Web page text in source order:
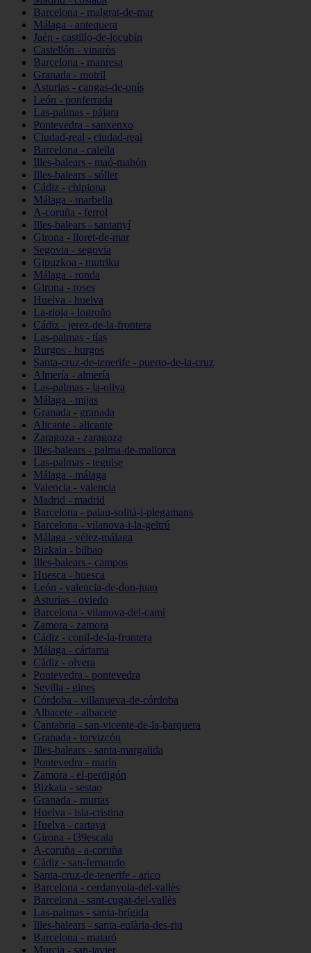
Barcelona - malgrat-de-mar
Málaga - antequera
Jaén - castillo-de-locubín
Castellón - vinaròs
Barcelona - manresa
Granada - motril
Asturias - cangas-de-onís
León - ponferrada
Las-palmas - pájara
Pontevedra - sanxenxo
Ciudad-real - ciudad-real
Barcelona - calella
Illes-balears - maó-mahón
Illes-balears - sóller
Cádiz - chipiona
Málaga - marbella
A-coruña - ferrol
Illes-balears - santanyí
Girona - lloret-de-mar
Segovia - segovia
Gipuzkoa - mutriku
Málaga - ronda
Girona - roses
Huelva - huelva
La-rioja - logroño
Cádiz - jerez-de-la-frontera
Las-palmas - tías
Burgos - burgos
Santa-cruz-de-tenerife - puerto-de-la-cruz
Almería - almería
Las-palmas - la-oliva
Málaga - mijas
Granada - granada
Alicante - alicante
Zaragoza - zaragoza
Illes-balears - palma-de-mallorca
Las-palmas - teguise
Málaga - málaga
Valencia - valencia
Madrid - madrid
Barcelona - palau-solità-i-plegamans
Barcelona - vilanova-i-la-geltrú
Málaga - vélez-málaga
Bizkaia - bilbao
Illes-balears - campos
Huesca - huesca
León - valencia-de-don-juan
Asturias - oviedo
Barcelona - vilanova-del-camí
Zamora - zamora
Cádiz - conil-de-la-frontera
Málaga - cártama
Cádiz - olvera
Pontevedra - pontevedra
Sevilla - gines
Córdoba - villanueva-de-córdoba
Albacete - albacete
Cantabria - san-vicente-de-la-barquera
Granada - torvizcón
Illes-balears - santa-margalida
Pontevedra - marín
Zamora - el-perdigón
Bizkaia - sestao
Granada - murtas
Huelva - isla-cristina
Huelva - cartaya
Girona - l39escala
A-coruña - a-coruña
Cádiz - san-fernando
Santa-cruz-de-tenerife - arico
Barcelona - cerdanyola-del-vallès
Barcelona - sant-cugat-del-vallès
Las-palmas - santa-brígida
Illes-balears - santa-eulària-des-riu
Barcelona - mataró
Murcia - san-javier